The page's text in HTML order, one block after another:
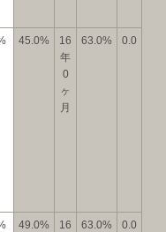
45.0%
16
年
0
ヶ
月
63.0% 0.0
49.0%
16
63.0% 0.0